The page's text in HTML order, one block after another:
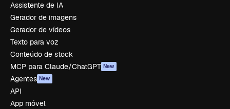
Assistente de IA
Gerador de imagens
Gerador de vídeos
Texto para voz
Conteúdo de stock
MCP para Claude/ChatGPT New
Agentes New
API
App móvel